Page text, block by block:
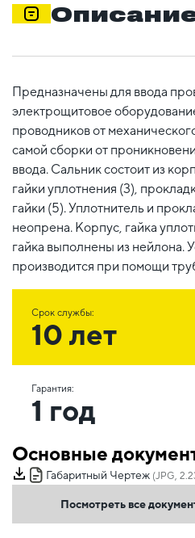
Предназначены для ввода
электрощитовое
проводников от
самой сборки от
ввода. Сальник состоит из
гайки уплотнения (3),
гайки (5). Уплотнитель и
неопрена. Корпус, гайка
гайка выполнены из нейлона.
производится при помощи
Срок службы:
10 лет
Гарантия:
1 год
Основные
Габаритный Чертеж (JPG,
Посмотреть все